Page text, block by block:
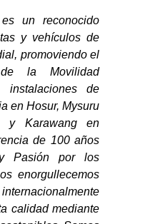
un reconocido
y vehículos de
promoviendo el
la Movilidad
instalaciones de
en Hosur, Mysuru
y Karawang en
de 100 años
Pasión por los
enorgullecemos
calidad mediante